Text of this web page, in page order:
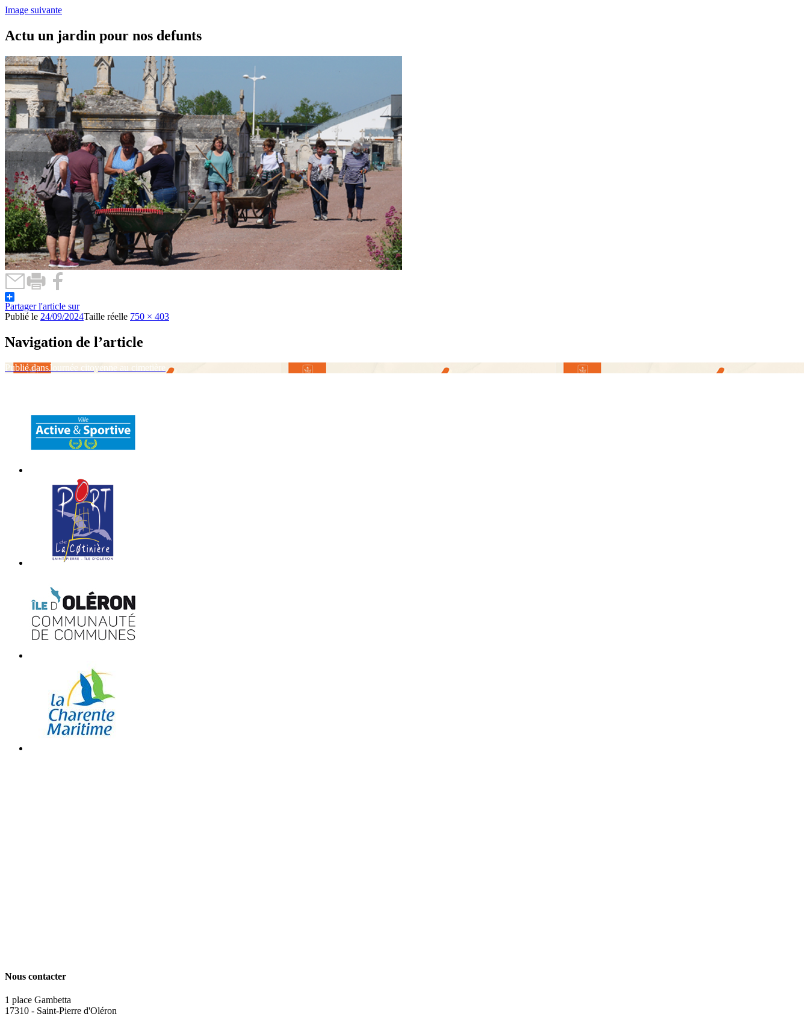
Image suivante
Actu un jardin pour nos defunts
Partager l'article sur
Publié le 24/09/2024Taille réelle 750 × 403
Navigation de l’article
Publié dansJournée citoyenne au cimetière
Nous contacter
1 place Gambetta
17310 - Saint-Pierre d'Oléron